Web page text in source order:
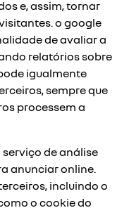
e, assim, tornar
o google
de avaliar a
relatórios sobre
igualmente
sempre que
processem a
serviço de análise
anunciar online.
incluindo o
o cookie do